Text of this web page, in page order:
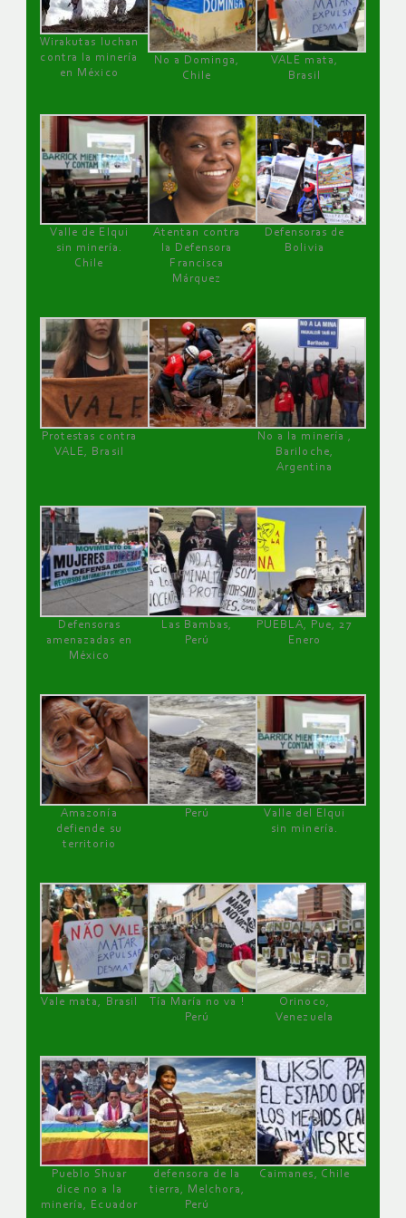
Wirakutas luchan
contra la minería
en México
No a Dominga,
Chile
VALE mata,
Brasil
Valle de Elqui
sin minería.
Chile
Atentan contra
la Defensora
Francisca
Márquez
Defensoras de
Bolivia
Protestas contra
VALE, Brasil
No a la minería ,
Bariloche,
Argentina
Defensoras
amenazadas en
México
Las Bambas,
Perú
PUEBLA, Pue, 27
Enero
Amazonía
defiende su
territorio
Perú
Valle del Elqui
sin minería.
Vale mata, Brasil
Tía María no va !
Perú
Orinoco,
Venezuela
Pueblo Shuar
dice no a la
minería, Ecuador
defensora de la
tierra, Melchora,
Perú
Caimanes, Chile